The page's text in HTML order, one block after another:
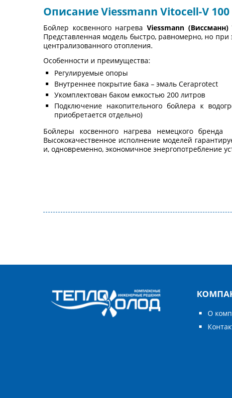
Описание Viessmann Vitocell-V 100
Бойлер косвенного нагреваViessmann (Виссманн)
Представленная модель быстро, равномерно, но
централизованного отопления.
Особенности и преимущества:
Регулируемые опоры
Внутреннее покрытие бака – эмаль Ceraprotect
Укомплектован баком емкостью 200 литров
Подключение накопительного бойлера к
приобретается отдельно)
Бойлеры косвенного нагрева немецкого
Высококачественное исполнение моделей
и, одновременно, экономичное энергопотребление
О